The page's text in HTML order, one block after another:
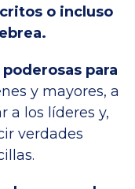
o incluso
para
y mayores, a
a los líderes y,
verdades